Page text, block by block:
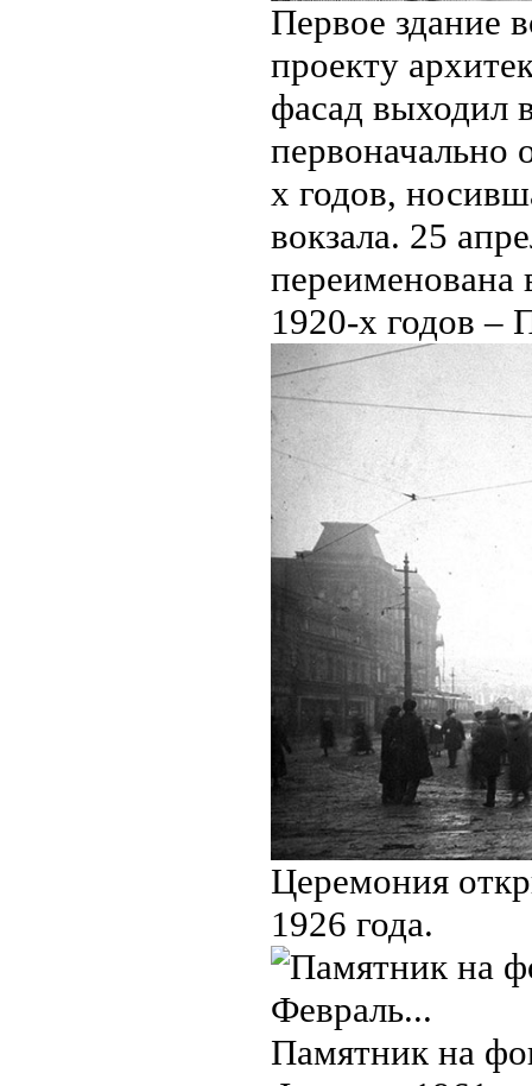
Первое здание
проекту
фасад выходил
первоначально
х годов,
вокзала. 25
1920-х годов –
Церемония
1926 года.
Памятник на